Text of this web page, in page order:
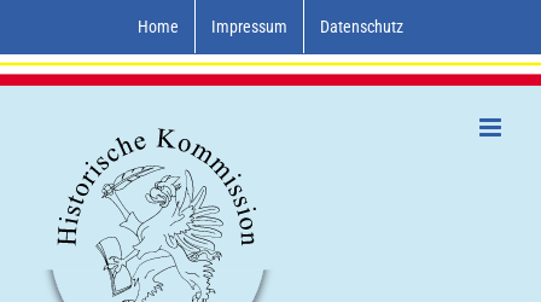
springen
Home Impressum Datenschutz